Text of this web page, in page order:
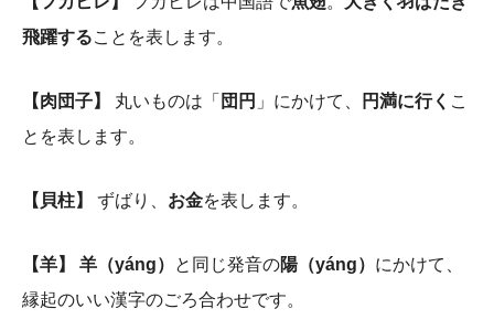
飛躍することを表します。
【肉団子】 丸いものは「 団円 」にかけて、 円満に行く こ
とを表します。
【貝柱】 ずばり、 お金を表します。
【羊】 羊（yáng） と同じ発音の陽（yáng） にかけて、
縁起のいい漢字のごろ合わせです。